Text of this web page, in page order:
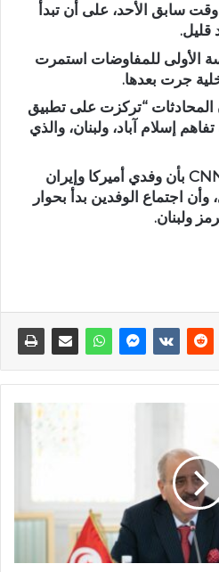
سابق الأحد، على أن تبدأ
قليل.
الأولى للمفاوضات استمرت
المحادثات “تركزت على تطبيق
إسلام آباد، ولبنان، والذي
وذكر مصدر لـ”سي إن إن” CNN بأن وفدي أميركا وإيران
اجتماع الوفدين بدأ بحوار
ولبنان.